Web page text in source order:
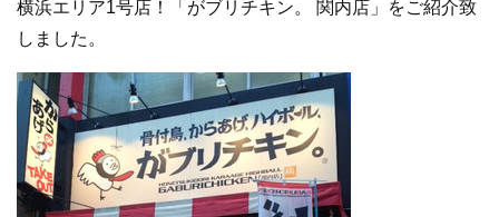
横浜エリア1号店！「がブリチキン。 関内店」をご紹介致
しました。